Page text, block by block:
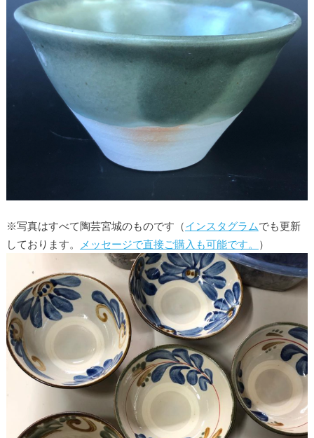
※写真はすべて陶芸宮城のものです（インスタグラムでも更新
しております。
メッセージで直接ご購入も可能です。 ）